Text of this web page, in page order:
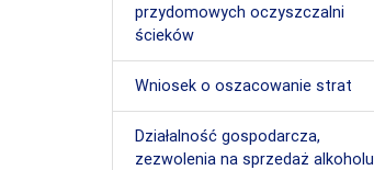
przydomowych oczyszczalni
ścieków
Wniosek o oszacowanie strat
Działalność gospodarcza,
zezwolenia na sprzedaż alkoholu